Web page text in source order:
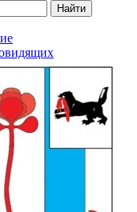
Найти